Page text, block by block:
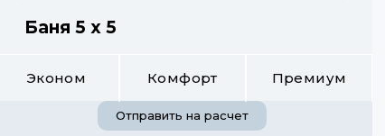
Баня 5 х 5
Эконом Комфорт Премиум
Отправить на расчет